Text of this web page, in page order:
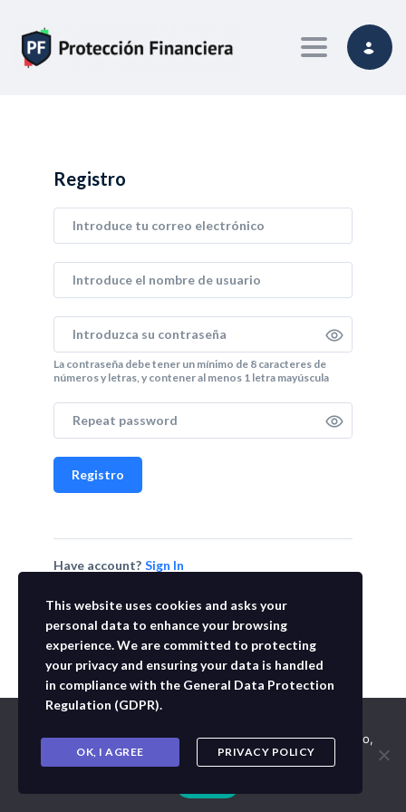
Toggle
Registro
La contraseña debe tener un mínimo de 8 caracteres de
números y letras, y contener al menos 1 letra mayúscula
Registro
Have account? Sign In
This website uses cookies and asks your
personal data to enhance your browsing
experience. We are committed to protecting
your privacy and ensuring your data is handled
in compliance with the General Data Protection
Regulation (GDPR).
OK, I AGREE PRIVACY POLICY
experiencia en nuestra web. Si continúas usando este sitio,
asumiremos que estás de acuerdo con ello.